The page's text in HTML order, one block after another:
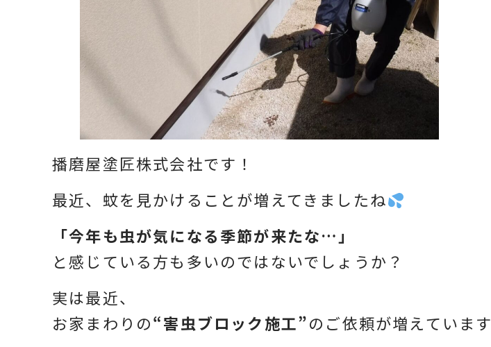
播磨屋塗匠株式会社です！
最近、蚊を見かけることが増えてきましたね
「今年も虫が気になる季節が来たな…」
と感じている方も多いのではないでしょうか？
実は最近、
お家まわりの“害虫ブロック施工”のご依頼が増えています